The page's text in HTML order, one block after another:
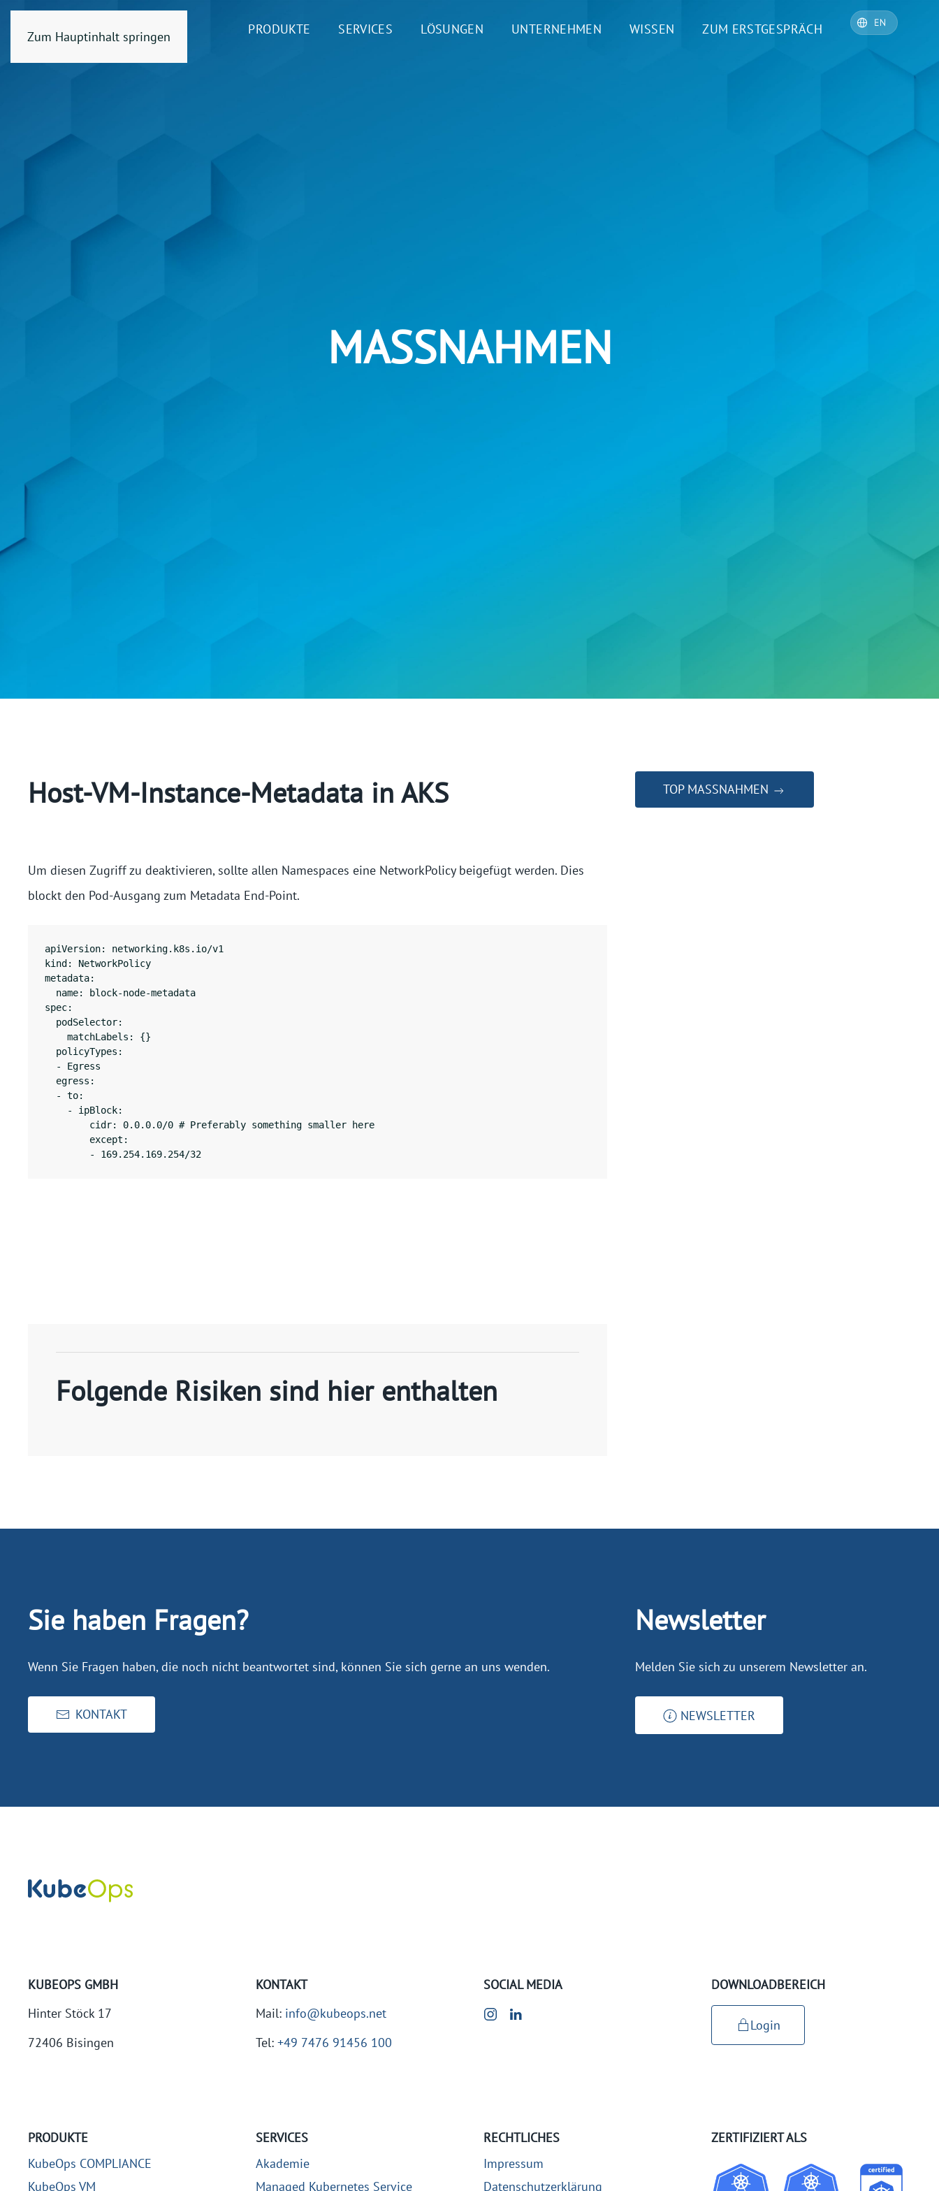
Zum Hauptinhalt springen PRODUKTE SERVICES LÖSUNGEN UNTERNEHMEN WISSEN ZUM ERSTGESPRÄCH
MASSNAHMEN
Host-VM-Instance-Metadata in AKS TOP MASSNAHMEN
Um diesen Zugriff zu deaktivieren, sollte allen Namespaces eine NetworkPolicy beigefügt werden. Dies
blockt den Pod-Ausgang zum Metadata End-Point.
apiVersion: networking.k8s.io/v1
kind: NetworkPolicy
metadata:
  name: block-node-metadata
spec:
  podSelector:
    matchLabels: {}
  policyTypes:
  - Egress
  egress:
  - to:
    - ipBlock:
        cidr: 0.0.0.0/0 # Preferably something smaller here
        except:
        - 169.254.169.254/32
Folgende Risiken sind hier enthalten
Sie haben Fragen?
Wenn Sie Fragen haben, die noch nicht beantwortet sind, können Sie sich gerne an uns wenden.
KONTAKT
Newsletter
Melden Sie sich zu unserem Newsletter an.
NEWSLETTER
KUBEOPS GMBH
Hinter Stöck 17
72406 Bisingen
KONTAKT
Mail: info@kubeops.net
Tel: +49 7476 91456 100
SOCIAL MEDIA DOWNLOADBEREICH
Login
PRODUKTE
KubeOps COMPLIANCE
KubeOps VM
SERVICES
Akademie
Managed Kubernetes Service
RECHTLICHES
Impressum
Datenschutzerklärung
ZERTIFIZIERT ALS